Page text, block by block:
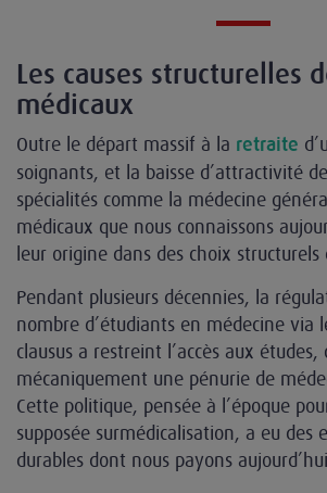
Les causes structurelles
médicaux
Outre le départ massif à la retraite
soignants, et la baisse d’attractivité
spécialités comme la médecine
médicaux que nous connaissons
leur origine dans des choix
Pendant plusieurs décennies, la
nombre d’étudiants en médecine via
clausus a restreint l’accès aux études,
mécaniquement une pénurie de
Cette politique, pensée à l’époque
supposée surmédicalisation, a eu des
durables dont nous payons